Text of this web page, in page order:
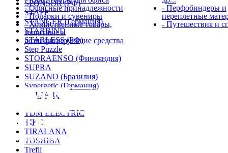
SPONSOR (РФ)
STAFF
STANGER (Германия)
STARBIND
STARLESS (РФ)
Step Puzzle
STORAENSO (Финляндия)
SUPRA
SUZANO (Бразилия)
Synergetic (Германия)
TAIGARU
TDM ELECTRIC
TIKO
TIRALANA
TOSHIBA
Trefli
- Офисные принадлежности
- Подарки и сувениры
- Хозяйственные товары,
защитные и
дезинфицирующие средства
- Перфобиндеры и
переплетные
- Путешествия и
С нами работать просто